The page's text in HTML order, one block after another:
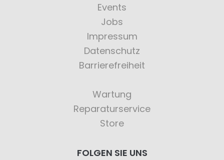
Events
Jobs
Impressum
Datenschutz
Barrierefreiheit
Wartung
Reparaturservice
Store
FOLGEN SIE UNS